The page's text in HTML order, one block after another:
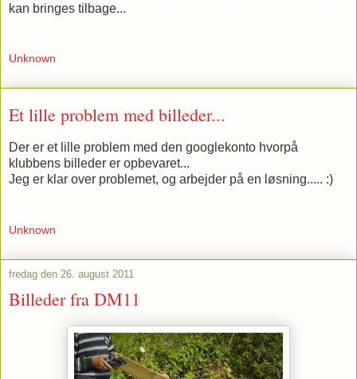
kan bringes tilbage...
Unknown
Et lille problem med billeder...
Der er et lille problem med den googlekonto hvorpå
klubbens billeder er opbevaret...
Jeg er klar over problemet, og arbejder på en løsning..... :)
Unknown
fredag den 26. august 2011
Billeder fra DM11